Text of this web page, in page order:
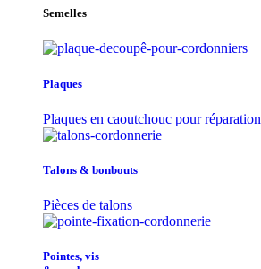
Semelles
Plaques
Plaques en caoutchouc pour réparation
Talons & bonbouts
Pièces de talons
Pointes, vis